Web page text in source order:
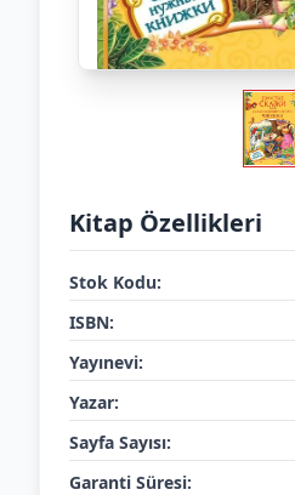
Kitap Özellikleri
Stok Kodu:
ISBN:
Yayınevi:
Yazar:
Sayfa Sayısı:
Garanti Süresi: